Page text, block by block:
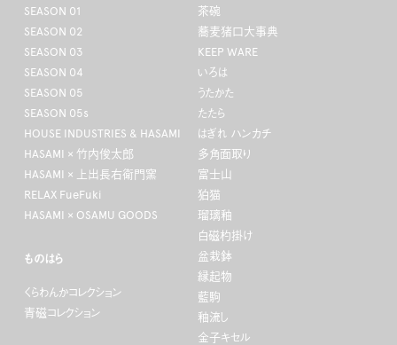
SEASON 01
SEASON 02
SEASON 03
SEASON 04
SEASON 05
SEASON 05s
HOUSE INDUSTRIES & HASAMI
HASAMI × 竹内俊太郎
HASAMI × 上出長右衛門窯
RELAX FueFuki
HASAMI × OSAMU GOODS
茶碗
蕎麦猪口大事典
KEEP WARE
いろは
うたかた
たたら
はぎれ ハンカチ
多角面取り
富士山
狛猫
瑠璃釉
白磁杓掛け
盆栽鉢
縁起物
藍駒
釉流し
金子キセル
ものはら
くらわんかコレクション
青磁コレクション